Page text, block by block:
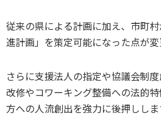
従来の県による計画に加え、市町
進計画」を策定可能になった点が変
さらに支援法人の指定や協議会制
改修やコワーキング整備への法的
方への人流創出を強力に後押ししま